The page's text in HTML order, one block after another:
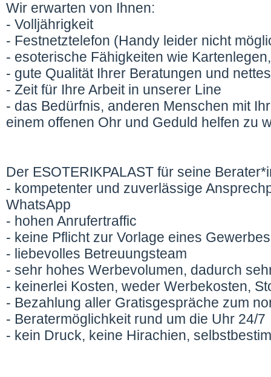
Wir erwarten von Ihnen:
- Volljährigkeit
- Festnetztelefon (Handy leider nicht
- esoterische Fähigkeiten wie
- gute Qualität Ihrer Beratungen und
- Zeit für Ihre Arbeit in unserer Line
- das Bedürfnis, anderen Menschen mit
einem offenen Ohr und Geduld helfen zu
Der ESOTERIKPALAST für seine
- kompetenter und zuverlässige
WhatsApp
- hohen Anrufertraffic
- keine Pflicht zur Vorlage eines
- liebevolles Betreuungsteam
- sehr hohes Werbevolumen, dadurch
- keinerlei Kosten, weder Werbekosten,
- Bezahlung aller Gratisgespräche zum
- Beratermöglichkeit rund um die Uhr 24/7
- kein Druck, keine Hirachien,